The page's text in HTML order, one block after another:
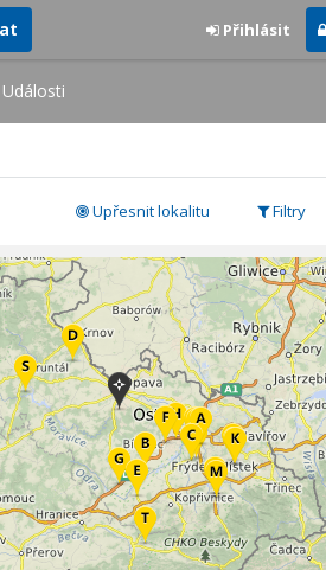
Přihlásit
Události
Filtry
Upřesnit lokalitu